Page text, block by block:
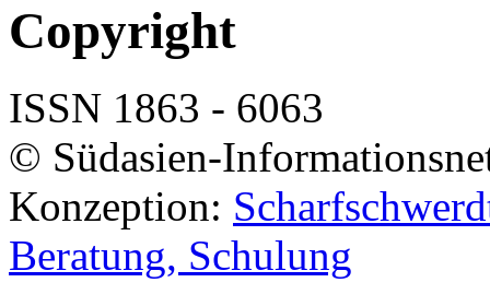
Copyright
ISSN 1863 - 6063
© Südasien-
Konzeption:
Beratung, Schulung